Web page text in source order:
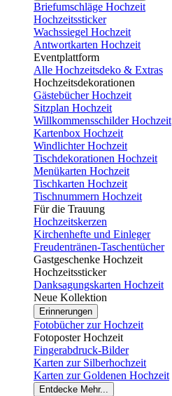
Briefumschläge Hochzeit
Hochzeitssticker
Wachssiegel Hochzeit
Antwortkarten Hochzeit
Eventplattform
Alle Hochzeitsdeko & Extras
Hochzeitsdekorationen
Gästebücher Hochzeit
Sitzplan Hochzeit
Willkommensschilder Hochzeit
Kartenbox Hochzeit
Windlichter Hochzeit
Tischdekorationen Hochzeit
Menükarten Hochzeit
Tischkarten Hochzeit
Tischnummern Hochzeit
Für die Trauung
Hochzeitskerzen
Kirchenhefte und Einleger
Freudentränen-Taschentücher
Gastgeschenke Hochzeit
Hochzeitssticker
Danksagungskarten Hochzeit
Neue Kollektion
Erinnerungen
Fotobücher zur Hochzeit
Fotoposter Hochzeit
Fingerabdruck-Bilder
Karten zur Silberhochzeit
Karten zur Goldenen Hochzeit
Entdecke Mehr...